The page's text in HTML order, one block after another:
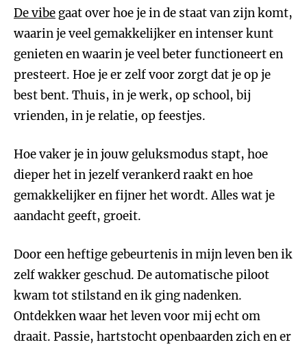
De vibe gaat over hoe je in de staat van zijn komt,
waarin je veel gemakkelijker en intenser kunt
genieten en waarin je veel beter functioneert en
presteert. Hoe je er zelf voor zorgt dat je op je
best bent. Thuis, in je werk, op school, bij
vrienden, in je relatie, op feestjes.
Hoe vaker je in jouw geluksmodus stapt, hoe
dieper het in jezelf verankerd raakt en hoe
gemakkelijker en fijner het wordt. Alles wat je
aandacht geeft, groeit.
Door een heftige gebeurtenis in mijn leven ben ik
zelf wakker geschud. De automatische piloot
kwam tot stilstand en ik ging nadenken.
Ontdekken waar het leven voor mij echt om
draait. Passie, hartstocht openbaarden zich en er